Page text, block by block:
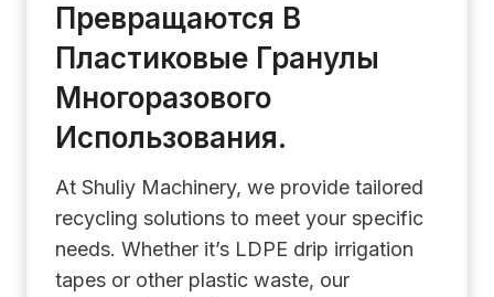
Превращаются В
Пластиковые Гранулы
Многоразового
Использования.
At Shuliy Machinery, we provide tailored
recycling solutions to meet your specific
needs. Whether it’s LDPE drip irrigation
tapes or other plastic waste, our